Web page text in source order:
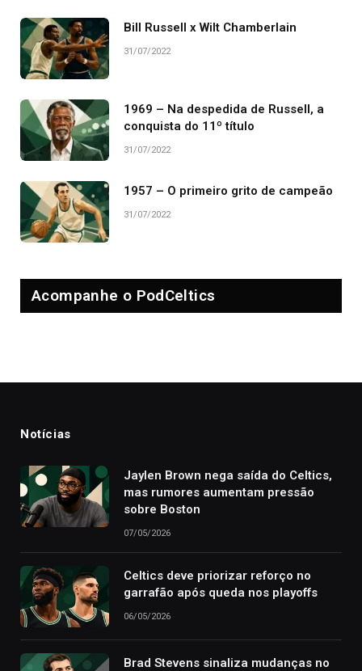
Bill Russell x Wilt Chamberlain
31/07/2022
1969 – Na despedida de Russell, a
conquista do 11º título
31/07/2022
1957 – O primeiro grito de campeão
31/07/2022
Acompanhe o PodCeltics
Notícias
Jaylen Brown nega saída do Celtics,
mas rumores aumentam pressão
sobre Boston
07/05/2026
Celtics deve priorizar reforço no
garrafão após queda nos playoffs
06/05/2026
Brad Stevens sinaliza mudanças no